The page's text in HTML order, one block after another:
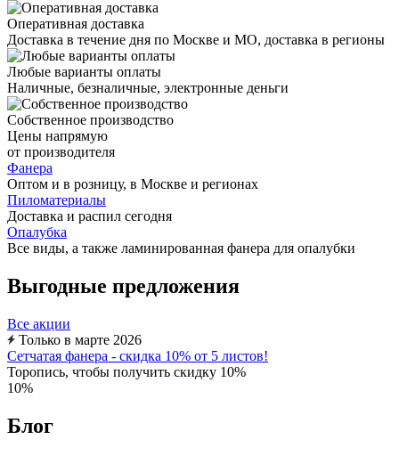
Оперативная доставка
Доставка в течение дня по Москве и МО, доставка в регионы
Любые варианты оплаты
Наличные, безналичные, электронные деньги
Собственное производство
Цены напрямую
от производителя
Фанера
Оптом и в розницу, в Москве и регионах
Пиломатериалы
Доставка и распил сегодня
Опалубка
Все виды, а также ламинированная фанера для опалубки
Выгодные предложения
Все акции
Только в марте 2026
Сетчатая фанера - скидка 10% от 5 листов!
Торопись, чтобы получить скидку 10%
10%
Блог